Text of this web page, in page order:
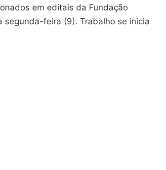
em editais da Fundação
segunda-feira (9). Trabalho se inicia